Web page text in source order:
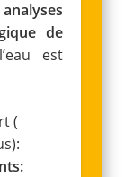
analyses
de
est
(